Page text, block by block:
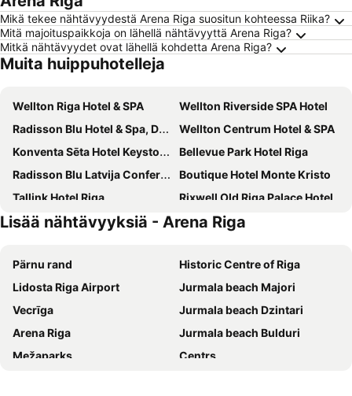
Mikä tekee nähtävyydestä Arena Riga suositun kohteessa Riika?
Mitä majoituspaikkoja on lähellä nähtävyyttä Arena Riga?
Mitkä nähtävyydet ovat lähellä kohdetta Arena Riga?
Muita huippuhotelleja
Wellton Riga Hotel & SPA
Wellton Riverside SPA Hotel
Radisson Blu Hotel & Spa, Daugava Riga
Wellton Centrum Hotel & SPA
Konventa Sēta Hotel Keystone Collection
Bellevue Park Hotel Riga
Radisson Blu Latvija Conference & Spa Hotel, Riga
Boutique Hotel Monte Kristo
Tallink Hotel Riga
Rixwell Old Riga Palace Hotel
Grand Poet Hotel by Semarah
Eurostars Metropole
Pullman Riga Old Town
Hilton Garden Inn Riga Old Town
Semarah Hotel Lielupe
Hotel Gutenbergs
Opera Hotel
Avalon Hotel & Conferences
Radisson Blu Elizabete Hotel, Riga
Relais Le Chevalier
Hotel Justus
Radisson Hotel Old Town Riga
Lisää nähtävyyksiä - Arena Riga
Pärnu rand
Historic Centre of Riga
Lidosta Riga Airport
Jurmala beach Majori
Vecrīga
Jurmala beach Dzintari
Arena Riga
Jurmala beach Bulduri
Mežaparks
Centrs